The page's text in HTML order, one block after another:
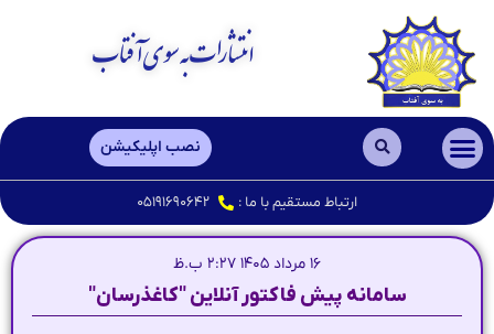
انتشارات به سوی آفتاب
نصب اپلیکیشن
ارتباط مستقیم با ما : ۰۵۱۹۱۶۹۰۶۴۲
۱۶ مرداد ۱۴۰۵ ۲:۲۷ ب.ظ
سامانه پیش فاکتور آنلاین "کاغذرسان"